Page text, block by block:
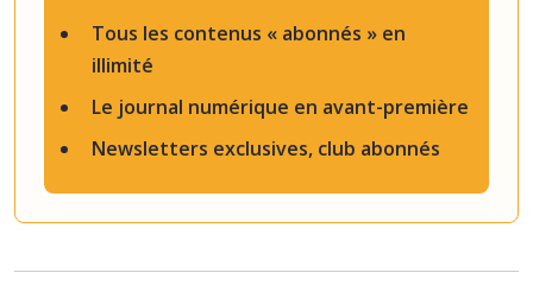
Tous les contenus « abonnés » en
illimité
Le journal numérique en avant-première
Newsletters exclusives, club abonnés